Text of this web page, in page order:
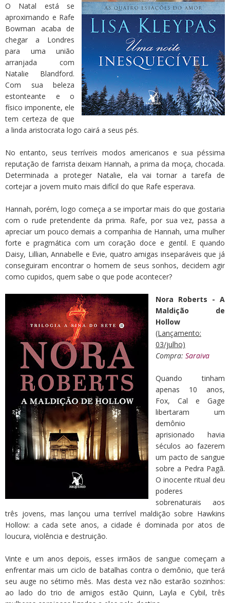
O Natal está se
aproximando e Rafe
Bowman acaba de
chegar a Londres
para uma união
arranjada com
Natalie Blandford.
Com sua beleza
estonteante e o
físico imponente, ele
tem certeza de que
a linda aristocrata logo cairá a seus pés.
No entanto, seus terríveis modos americanos e sua péssima
reputação de farrista deixam Hannah, a prima da moça, chocada.
Determinada a proteger Natalie, ela vai tornar a tarefa de
cortejar a jovem muito mais difícil do que Rafe esperava.
Hannah, porém, logo começa a se importar mais do que gostaria
com o rude pretendente da prima. Rafe, por sua vez, passa a
apreciar um pouco demais a companhia de Hannah, uma mulher
forte e pragmática com um coração doce e gentil. E quando
Daisy, Lillian, Annabelle e Evie, quatro amigas inseparáveis que já
conseguiram encontrar o homem de seus sonhos, decidem agir
como cupidos, quem sabe o que pode acontecer?
Nora Roberts - A
Maldição de
Hollow
(Lançamento:
03/julho)
Compra: Saraiva
Quando tinham
apenas 10 anos,
Fox, Cal e Gage
libertaram um
demônio
aprisionado havia
séculos ao fazerem
um pacto de sangue
sobre a Pedra Pagã.
O inocente ritual deu
poderes
sobrenaturais aos
três jovens, mas lançou uma terrível maldição sobre Hawkins
Hollow: a cada sete anos, a cidade é dominada por atos de
loucura, violência e destruição.
Vinte e um anos depois, esses irmãos de sangue começam a
enfrentar mais um ciclo de batalhas contra o demônio, que terá
seu auge no sétimo mês. Mas desta vez não estarão sozinhos:
ao lado do trio de amigos estão Quinn, Layla e Cybil, três